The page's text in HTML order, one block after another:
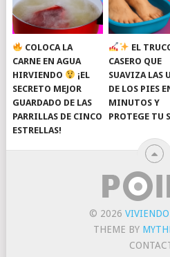
COLOCA LA
CARNE EN AGUA
HIRVIENDO
¡EL
SECRETO MEJOR
GUARDADO DE LAS
PARRILLAS DE CINCO
ESTRELLAS!
EL
CASERO QUE
SUAVIZA LAS
DE LOS PIES
MINUTOS Y
PROTEGE TU
© 2026
THEME BY